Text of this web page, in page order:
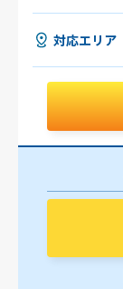
対応エリア